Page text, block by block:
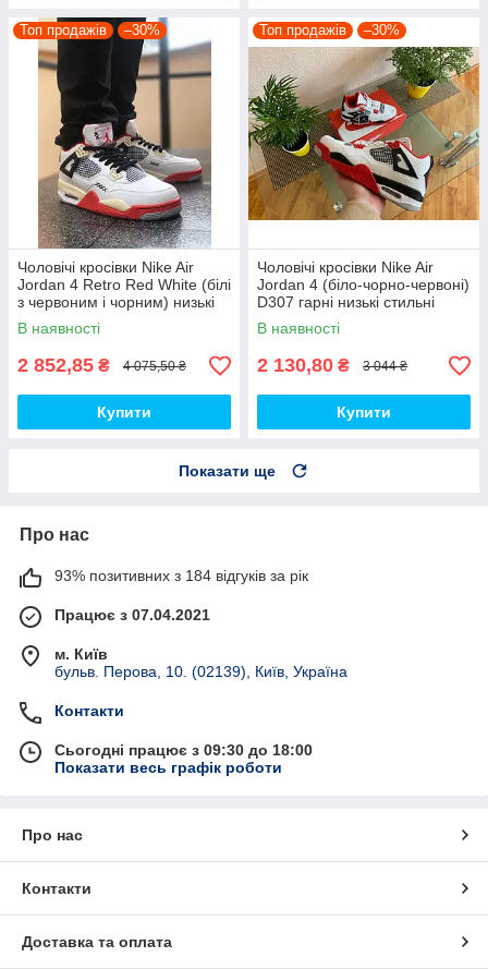
Топ продажів –30%
Чоловічі кросівки Nike Air
Jordan 4 Retro Red White (білі
з червоним і чорним) низькі
демі кроси PD7361 топ
В наявності
2 852,85 ₴ 4 075,50 ₴
Купити
Топ продажів –30%
Чоловічі кросівки Nike Air
Jordan 4 (біло-чорно-червоні)
D307 гарні низькі стильні
кроси топ
В наявності
2 130,80 ₴ 3 044 ₴
Купити
Показати ще
Про нас
93% позитивних з 184 відгуків за рік
Працює з 07.04.2021
м. Київ
бульв. Перова, 10. (02139), Київ, Україна
Контакти
Сьогодні працює з 09:30 до 18:00
Показати весь графік роботи
Про нас
Контакти
Доставка та оплата